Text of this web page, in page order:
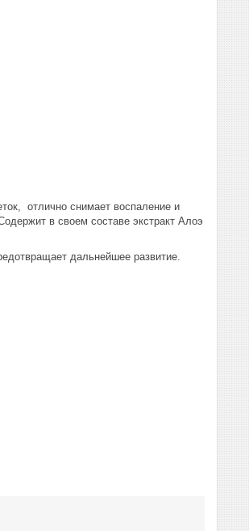
отлично снимает воспаление и
в своем составе экстракт Алоэ
дальнейшее развитие.